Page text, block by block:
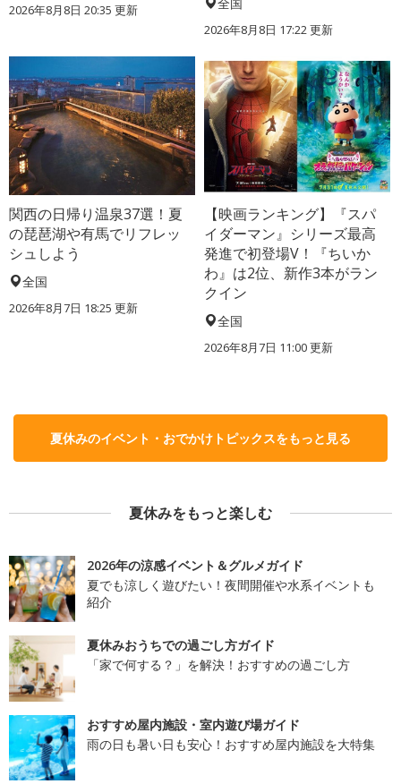
2026年8月8日 20:35 更新
2026年8月8日 17:22更新
関西の日帰り温泉37選！夏
の琵琶湖や有馬でリフレッ
シュしよう
全国
2026年8月7日 18:25 更新
【映画ランキング】『スパ
イダーマン』シリーズ最高
発進で初登場V！『ちいか
わ』は2位、新作3本がラン
クイン
全国
2026年8月7日 11:00更新
夏休みのイベント・おでかけトピックスをもっと見る
夏休みをもっと楽しむ
2026年の涼感イベント＆グルメガイド
夏でも涼しく遊びたい！夜間開催や水系イベントも
紹介
夏休みおうちでの過ごし方ガイド
「家で何する？」を解決！おすすめの過ごし方
おすすめ屋内施設・室内遊び場ガイド
雨の日も暑い日も安心！おすすめ屋内施設を大特集